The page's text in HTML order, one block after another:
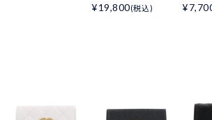
¥19,800(税込)